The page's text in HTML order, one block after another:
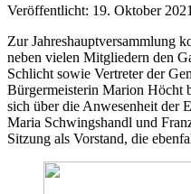
Veröffentlicht: 19. Oktober 2021
Zur Jahreshauptversammlung
neben vielen Mitgliedern den
Schlicht sowie Vertreter der
Bürgermeisterin Marion Höcht
sich über die Anwesenheit der
Maria Schwingshandl und
Sitzung als Vorstand, die